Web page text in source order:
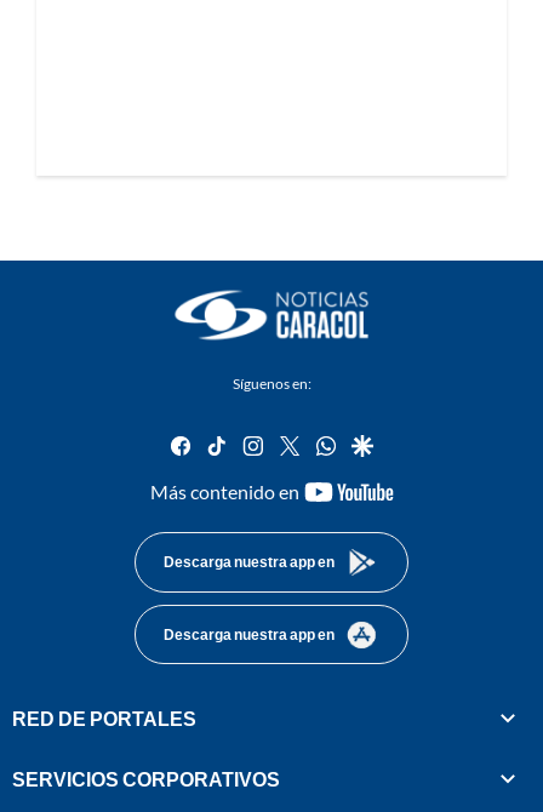
Síguenos en:
facebook
tiktok instagram
twitterwhatsapp
google
Más contenido en
youtube-
Descarga nuestra app en
Descarga nuestra app en
RED DE PORTALES
SERVICIOS CORPORATIVOS